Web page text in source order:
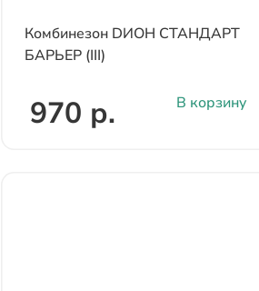
Комбинезон DИОН СТАНДАРТ
БАРЬЕР (III)
970 р. В корзину